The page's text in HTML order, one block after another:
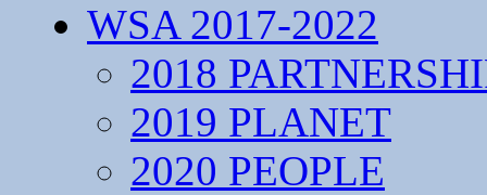
WSA 2017-2022
2018
2019 PLANET
2020 PEOPLE